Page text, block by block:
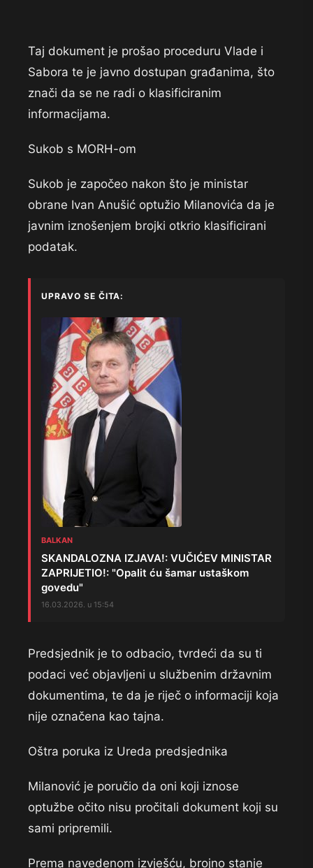
Taj dokument je prošao proceduru Vlade i
Sabora te je javno dostupan građanima, što
znači da se ne radi o klasificiranim
informacijama.
Sukob s MORH-om
Sukob je započeo nakon što je ministar
obrane Ivan Anušić optužio Milanovića da je
javnim iznošenjem brojki otkrio klasificirani
podatak.
UPRAVO SE ČITA:
BALKAN
SKANDALOZNA IZJAVA!: VUČIĆEV MINISTAR
ZAPRIJETIO!: "Opalit ću šamar ustaškom
govedu"
16.03.2026. u 15:54
Predsjednik je to odbacio, tvrdeći da su ti
podaci već objavljeni u službenim državnim
dokumentima, te da je riječ o informaciji koja
nije označena kao tajna.
Oštra poruka iz Ureda predsjednika
Milanović je poručio da oni koji iznose
optužbe očito nisu pročitali dokument koji su
sami pripremili.
Prema navedenom izvješću, brojno stanje